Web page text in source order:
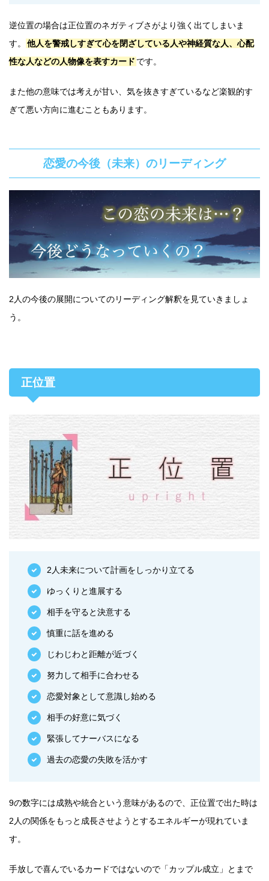
逆位置の場合は正位置のネガティブさがより強く出てしまいま
す。
他人を警戒しすぎて心を閉ざしている人や神経質な人、心配
性な人などの人物像を表すカード です。
また他の意味では考えが甘い、気を抜きすぎているなど楽観的す
ぎて悪い方向に進むこともあります。
恋愛の今後（未来）のリーディング
2人の今後の展開についてのリーディング解釈を見ていきましょ
う。
正位置
2人未来について計画をしっかり立てる
ゆっくりと進展する
相手を守ると決意する
慎重に話を進める
じわじわと距離が近づく
努力して相手に合わせる
恋愛対象として意識し始める
相手の好意に気づく
緊張してナーバスになる
過去の恋愛の失敗を活かす
9の数字には成熟や統合という意味があるので、正位置で出た時は
2人の関係をもっと成長させようとするエネルギーが現れていま
す。
手放しで喜んでいるカードではないので「カップル成立」とまで